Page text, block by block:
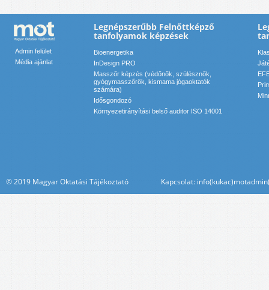
Admin felület
Média ajánlat
Legnépszerűbb Felnőttképző
tanfolyamok képzések
Bioenergetika
InDesign PRO
Masszőr képzés (védőnők, szülésznők,
gyógymasszőrök, kismama jógaoktatók
számára)
Idősgondozó
Környezetirányítási belső auditor ISO 14001
© 2019 Magyar Oktatási Tájékoztató Kapcsolat: